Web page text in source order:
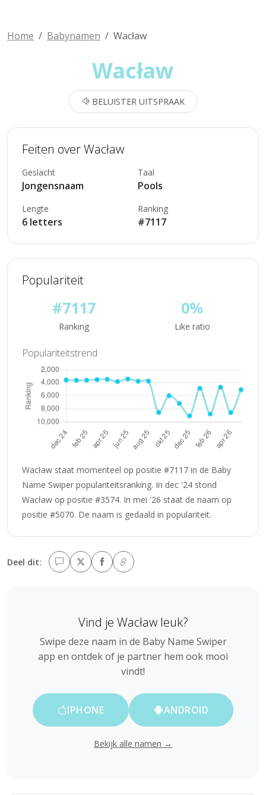
Home Babynamen Wacław
Wacław
BELUISTER UITSPRAAK
Feiten over Wacław
Geslacht
Jongensnaam
Taal
Pools
Lengte
6 letters
Ranking
#7117
Populariteit
#7117
Ranking
0%
Like ratio
Populariteitstrend
Wacław staat momenteel op positie #7117 in de Baby
Name Swiper populariteitsranking. In dec '24 stond
Wacław op positie #3574. In mei '26 staat de naam op
positie #5070. De naam is gedaald in populariteit.
Deel dit:
Vind je Wacław leuk?
Swipe deze naam in de Baby Name Swiper
app en ontdek of je partner hem ook mooi
vindt!
IPHONE ANDROID
Bekijk alle namen →